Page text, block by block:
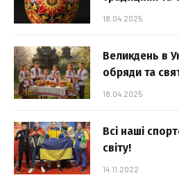
18.04.2025
Великдень в
обряди та
18.04.2025
Всі наші
світу!
14.11.2022